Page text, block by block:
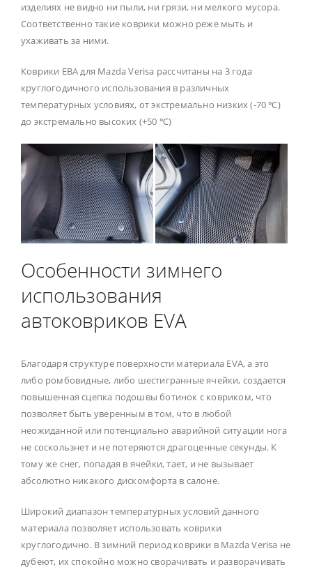
изделиях не видно ни пыли, ни грязи, ни мелкого мусора.
Соответственно такие коврики можно реже мыть и
ухаживать за ними.
Коврики ЕВА для Mazda Verisa рассчитаны на 3 года
круглогодичного использования в различных
температурных условиях, от экстремально низких (-70 ℃)
до экстремально высоких (+50 ℃)
Особенности зимнего
использования
автоковриков EVA
Благодаря структуре поверхности материала EVA, а это
либо ромбовидные, либо шестигранные ячейки, создается
повышенная сцепка подошвы ботинок с ковриком, что
позволяет быть уверенным в том, что в любой
неожиданной или потенциально аварийной ситуации нога
не соскользнет и не потеряются драгоценные секунды. К
тому же снег, попадая в ячейки, тает, и не вызывает
абсолютно никакого дискомфорта в салоне.
Широкий диапазон температурных условий данного
материала позволяет использовать коврики
круглогодично. В зимний период коврики в Mazda Verisa не
дубеют, их спокойно можно сворачивать и разворачивать